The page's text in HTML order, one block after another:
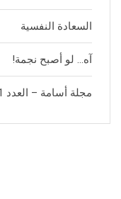
السعادة النفسية
آه… لو أصبح نجمة!
مجلة أسامة – العدد 861